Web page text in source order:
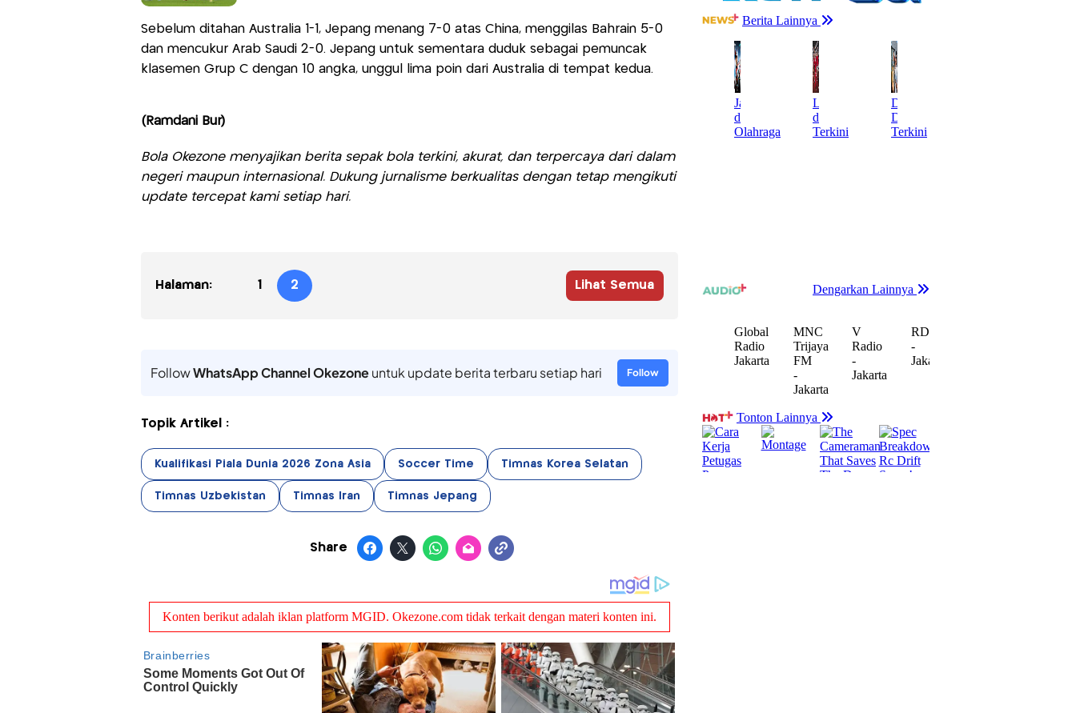
Sebelum ditahan Australia 1-1, Jepang menang 7-0 atas China, menggilas Bahrain 5-0
dan mencukur Arab Saudi 2-0. Jepang untuk sementara duduk sebagai pemuncak
klasemen Grup C dengan 10 angka, unggul lima poin dari Australia di tempat kedua.
(Ramdani Bur)
Bola Okezone menyajikan berita sepak bola terkini, akurat, dan terpercaya dari dalam
negeri maupun internasional. Dukung jurnalisme berkualitas dengan tetap mengikuti
update tercepat kami setiap hari.
Halaman: 1 2 Lihat Semua
FollowWhatsApp Channel Okezoneuntuk update berita terbaru setiap hari Follow
Topik Artikel :
Kualifikasi Piala Dunia 2026 Zona Asia Soccer Time Timnas Korea Selatan
Timnas Uzbekistan Timnas Iran Timnas Jepang
Share